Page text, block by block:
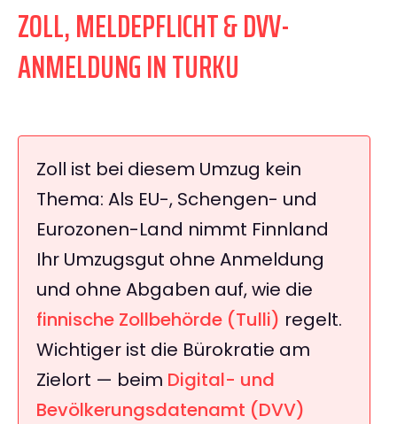
ZOLL, MELDEPFLICHT & DVV-
ANMELDUNG IN TURKU
Zoll ist bei diesem Umzug kein
Thema: Als EU-, Schengen- und
Eurozonen-Land nimmt Finnland
Ihr Umzugsgut ohne Anmeldung
und ohne Abgaben auf, wie die
finnische Zollbehörde (Tulli) regelt.
Wichtiger ist die Bürokratie am
Zielort — beim Digital- und
Bevölkerungsdatenamt (DVV)